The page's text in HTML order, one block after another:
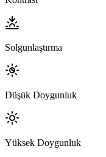
Solgunlaştırma
Düşük Doygunluk
Yüksek Doygunluk